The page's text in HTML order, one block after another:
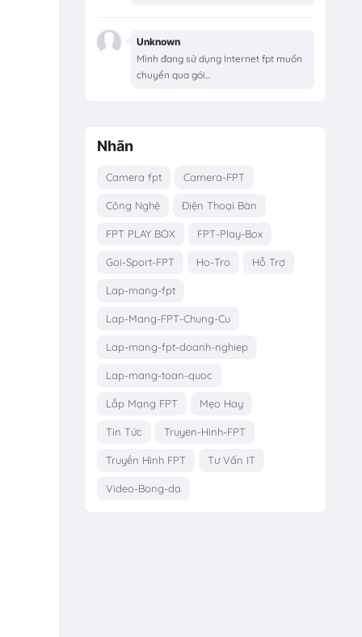
Unknown
Mình đang sử dụng Internet fpt muốn
chuyển qua gói...
Nhãn
Camera fpt Camera-FPT
Công Nghệ Điện Thoại Bàn
FPT PLAY BOX FPT-Play-Box
Goi-Sport-FPT Ho-Tro Hỗ Trợ
Lap-mang-fpt
Lap-Mang-FPT-Chung-Cu
Lap-mang-fpt-doanh-nghiep
Lap-mang-toan-quoc
Lắp Mạng FPT Mẹo Hay
Tin Tức Truyen-Hinh-FPT
Truyền Hình FPT Tư Vấn IT
Video-Bong-da